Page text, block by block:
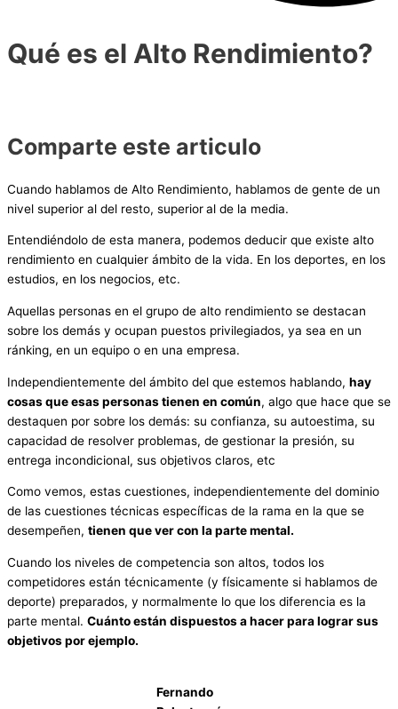
Qué es el Alto Rendimiento?
Comparte este articulo
Cuando hablamos de Alto Rendimiento, hablamos de gente de un
nivel superior al del resto, superioral de la media.
Entendiéndolo de esta manera, podemos deducir que existe alto
rendimiento en cualquier ámbito de la vida. En los deportes, en los
estudios, en los negocios, etc.
Aquellas personas en el grupo de alto rendimiento se destacan
sobre los demás y ocupan puestos privilegiados, ya sea en un
ránking, en un equipo o en una empresa.
Independientemente del ámbito del que estemos hablando, hay
cosas que esas personas tienen en común, algo que hace que se
destaquen por sobre los demás: su confianza, su autoestima, su
capacidad de resolver problemas, de gestionar la presión, su
entrega incondicional, sus objetivos claros, etc
Como vemos, estas cuestiones, independientemente del dominio
de las cuestiones técnicas específicas de la rama en la que se
desempeñen, tienen que ver con la parte mental.
Cuando los niveles de competencia son altos, todos los
competidores están técnicamente (y físicamente si hablamos de
deporte) preparados, y normalmente lo que los diferencia es la
parte mental. Cuánto están dispuestos a hacer para lograr sus
objetivos por ejemplo.
Fernando